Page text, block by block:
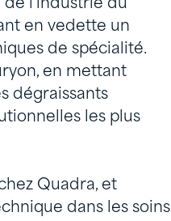
l’industrie du
en vedette un
de spécialité.
en mettant
dégraissants
les plus
Quadra, et
dans les soins